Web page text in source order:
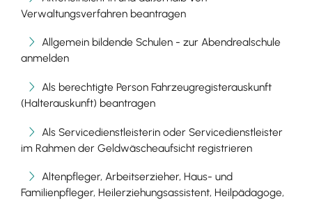
Verwaltungsverfahren beantragen
Allgemein bildende Schulen - zur Abendrealschule
anmelden
Als berechtigte Person Fahrzeugregisterauskunft
(Halterauskunft) beantragen
Als Servicedienstleisterin oder Servicedienstleister
im Rahmen der Geldwäscheaufsicht registrieren
Altenpfleger, Arbeitserzieher, Haus- und
Familienpfleger, Heilerziehungsassistent, Heilpädagoge,